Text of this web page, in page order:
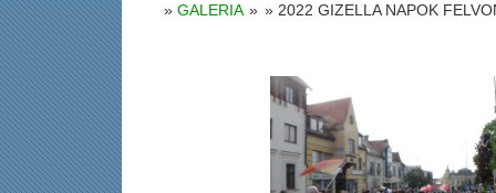
GALERIA » 2022 GIZELLA NAPOK